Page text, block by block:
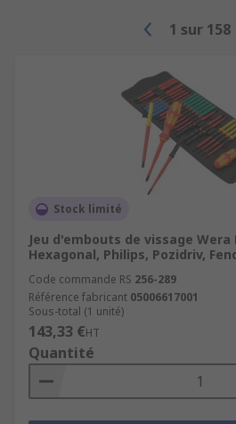
1 sur 158
Stock limité
Jeu d'embouts de vissage
Hexagonal, Philips, Pozidriv,
Code commande RS 256-289
Référence fabricant 05006617001
Sous-total (1 unité)
143,33 €HT
Quantité